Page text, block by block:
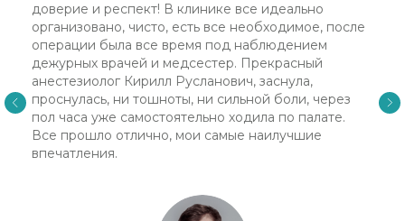
доверие и респект! В клинике все идеально
организовано, чисто, есть все необходимое, после
операции была все время под наблюдением
дежурных врачей и медсестер. Прекрасный
анестезиолог Кирилл Русланович, заснула,
проснулась, ни тошноты, ни сильной боли, через
пол часа уже самостоятельно ходила по палате.
Все прошло отлично, мои самые наилучшие
впечатления.
КЛИНИКИ НА ВАРШАВСКОЙ
смотреть на карте
Варшавская ул., д.23, к.1 (ст. м. «Парк Победы»)
пл. Чернышевского, д. 11, Бизнес-центр
«БУРЖУА»
info@german.clinic